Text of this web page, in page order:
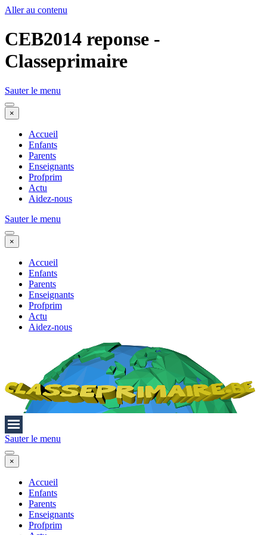
Aller au contenu
CEB2014 reponse -
Classeprimaire
Sauter le menu
×
Accueil
Enfants
Parents
Enseignants
Profprim
Actu
Aidez-nous
Sauter le menu
×
Accueil
Enfants
Parents
Enseignants
Profprim
Actu
Aidez-nous
Sauter le menu
×
Accueil
Enfants
Parents
Enseignants
Profprim